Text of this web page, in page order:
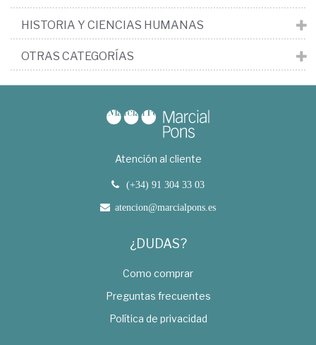
HISTORIA Y CIENCIAS HUMANAS
OTRAS CATEGORÍAS
Atención al cliente
(+34) 91 304 33 03
atencion@marcialpons.es
¿DUDAS?
Como comprar
Preguntas frecuentes
Política de privacidad